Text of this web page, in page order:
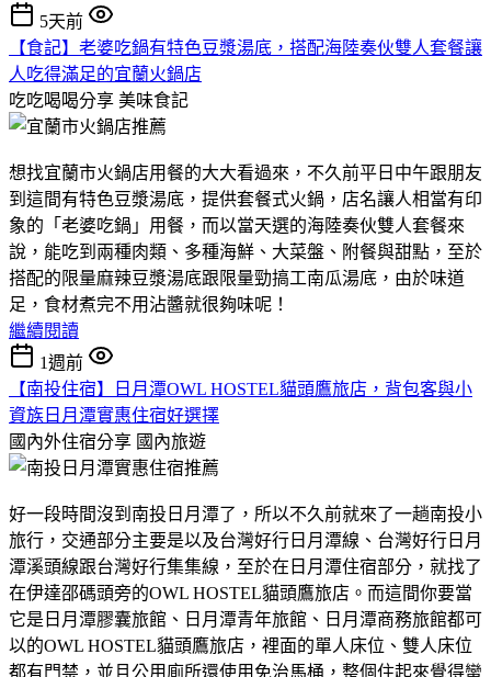
5天前
【食記】老婆吃鍋有特色豆漿湯底，搭配海陸奏伙雙人套餐讓
人吃得滿足的宜蘭火鍋店
吃吃喝喝分享 美味食記
想找宜蘭市火鍋店用餐的大大看過來，不久前平日中午跟朋友
到這間有特色豆漿湯底，提供套餐式火鍋，店名讓人相當有印
象的「老婆吃鍋」用餐，而以當天選的海陸奏伙雙人套餐來
說，能吃到兩種肉類、多種海鮮、大菜盤、附餐與甜點，至於
搭配的限量麻辣豆漿湯底跟限量勁搞工南瓜湯底，由於味道
足，食材煮完不用沾醬就很夠味呢！
繼續閱讀
1週前
【南投住宿】日月潭OWL HOSTEL貓頭鷹旅店，背包客與小
資族日月潭實惠住宿好選擇
國內外住宿分享 國內旅遊
好一段時間沒到南投日月潭了，所以不久前就來了一趟南投小
旅行，交通部分主要是以及台灣好行日月潭線、台灣好行日月
潭溪頭線跟台灣好行集集線，至於在日月潭住宿部分，就找了
在伊達邵碼頭旁的OWL HOSTEL貓頭鷹旅店。而這間你要當
它是日月潭膠囊旅館、日月潭青年旅館、日月潭商務旅館都可
以的OWL HOSTEL貓頭鷹旅店，裡面的單人床位、雙人床位
都有門禁，並且公用廁所還使用免治馬桶，整個住起來覺得蠻